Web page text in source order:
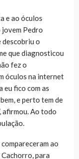
e ao óculos
Pedro
descobriu o
que diagnosticou
fez o
óculos na internet
eu fico com as
e perto tem de
afirmou. Ao todo
ao
para